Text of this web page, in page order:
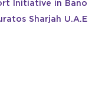
Initiative in Bano
Sharjah U.A.E.